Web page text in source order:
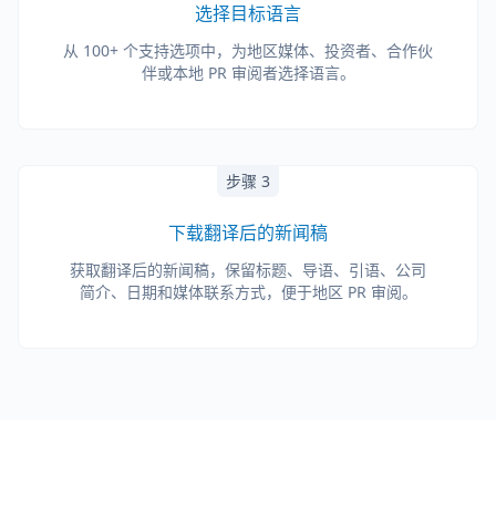
选择目标语言
从 100+ 个支持选项中，为地区媒体、投资者、合作伙
伴或本地 PR 审阅者选择语言。
步骤 3
下载翻译后的新闻稿
获取翻译后的新闻稿，保留标题、导语、引语、公司
简介、日期和媒体联系方式，便于地区 PR 审阅。